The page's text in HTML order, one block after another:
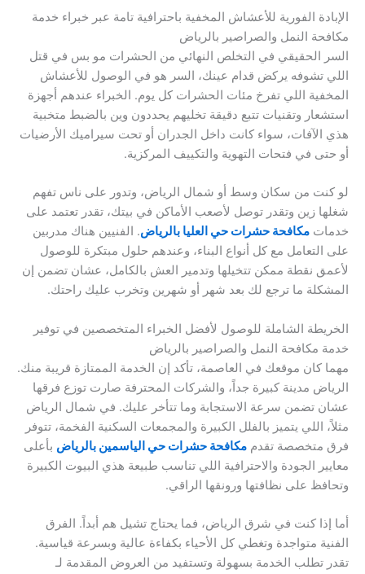
الإبادة الفورية للأعشاش المخفية باحترافية تامة عبر خبراء خدمة
مكافحة النمل والصراصير بالرياض
السر الحقيقي في التخلص النهائي من الحشرات مو بس في قتل
اللي تشوفه يركض قدام عينك، السر هو في الوصول للأعشاش
المخفية اللي تفرخ مئات الحشرات كل يوم. الخبراء عندهم أجهزة
استشعار وتقنيات تتبع دقيقة تخليهم يحددون وين بالضبط متخبية
هذي الآفات، سواء كانت داخل الجدران أو تحت سيراميك الأرضيات
أو حتى في فتحات التهوية والتكييف المركزية.
لو كنت من سكان وسط أو شمال الرياض، وتدور على ناس تفهم
شغلها زين وتقدر توصل لأصعب الأماكن في بيتك، تقدر تعتمد على
خدمات مكافحة حشرات حي العليا بالرياض. الفنيين هناك مدربين
على التعامل مع كل أنواع البناء، وعندهم حلول مبتكرة للوصول
لأعمق نقطة ممكن تتخيلها وتدمير العش بالكامل، عشان تضمن إن
المشكلة ما ترجع لك بعد شهر أو شهرين وتخرب عليك راحتك.
الخريطة الشاملة للوصول لأفضل الخبراء المتخصصين في توفير
خدمة مكافحة النمل والصراصير بالرياض
مهما كان موقعك في العاصمة، تأكد إن الخدمة الممتازة قريبة منك.
الرياض مدينة كبيرة جداً، والشركات المحترفة صارت توزع فرقها
عشان تضمن سرعة الاستجابة وما تتأخر عليك. في شمال الرياض
مثلاً، اللي يتميز بالفلل الكبيرة والمجمعات السكنية الفخمة، تتوفر
فرق متخصصة تقدم مكافحة حشرات حي الياسمين بالرياض بأعلى
معايير الجودة والاحترافية اللي تناسب طبيعة هذي البيوت الكبيرة
وتحافظ على نظافتها ورونقها الراقي.
أما إذا كنت في شرق الرياض، فما يحتاج تشيل هم أبداً. الفرق
الفنية متواجدة وتغطي كل الأحياء بكفاءة عالية وبسرعة قياسية.
تقدر تطلب الخدمة بسهولة وتستفيد من العروض المقدمة لـ